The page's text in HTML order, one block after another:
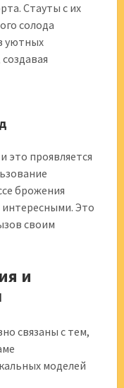
Стауты с их
солода
уютных
это проявляется
брожения
Это
своим
и
связаны с тем,
моделей